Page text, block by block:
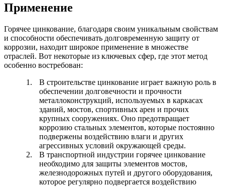
Применение
Горячее цинкование, благодаря своим уникальным свойствам
и способности обеспечивать долговременную защиту от
коррозии, находит широкое применение в множестве
отраслей. Вот некоторые из ключевых сфер, где этот метод
особенно востребован:
В строительстве цинкование играет важную роль в
обеспечении долговечности и прочности
металлоконструкций, используемых в каркасах
зданий, мостов, спортивных арен и прочих
крупных сооружениях. Оно предотвращает
коррозию стальных элементов, которые постоянно
подвержены воздействию влаги и других
агрессивных условий окружающей среды.
В транспортной индустрии горячее цинкование
необходимо для защиты элементов мостов,
железнодорожных путей и другого оборудования,
которое регулярно подвергается воздействию